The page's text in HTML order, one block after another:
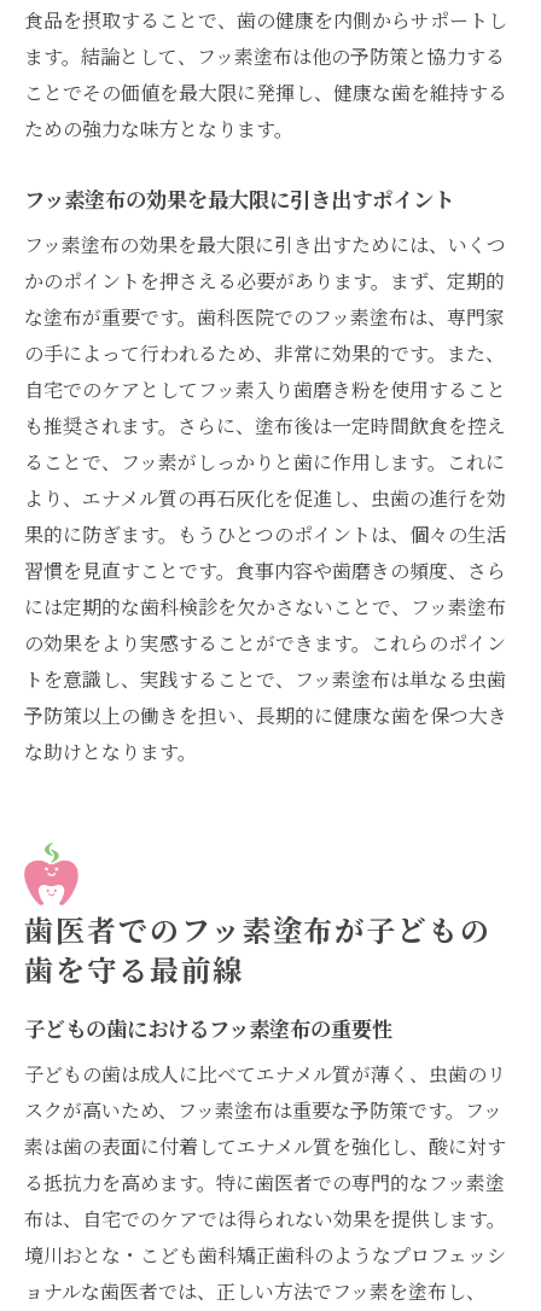
食品を摂取することで、歯の健康を内側からサポートし
ます。結論として、フッ素塗布は他の予防策と協力する
ことでその価値を最大限に発揮し、健康な歯を維持する
ための強力な味方となります。
フッ素塗布の効果を最大限に引き出すポイント
フッ素塗布の効果を最大限に引き出すためには、いくつ
かのポイントを押さえる必要があります。まず、定期的
な塗布が重要です。歯科医院でのフッ素塗布は、専門家
の手によって行われるため、非常に効果的です。また、
自宅でのケアとしてフッ素入り歯磨き粉を使用すること
も推奨されます。さらに、塗布後は一定時間飲食を控え
ることで、フッ素がしっかりと歯に作用します。これに
より、エナメル質の再石灰化を促進し、虫歯の進行を効
果的に防ぎます。もうひとつのポイントは、個々の生活
習慣を見直すことです。食事内容や歯磨きの頻度、さら
には定期的な歯科検診を欠かさないことで、フッ素塗布
の効果をより実感することができます。これらのポイン
トを意識し、実践することで、フッ素塗布は単なる虫歯
予防策以上の働きを担い、長期的に健康な歯を保つ大き
な助けとなります。
歯医者でのフッ素塗布が子どもの
歯を守る最前線
子どもの歯におけるフッ素塗布の重要性
子どもの歯は成人に比べてエナメル質が薄く、虫歯のリ
スクが高いため、フッ素塗布は重要な予防策です。フッ
素は歯の表面に付着してエナメル質を強化し、酸に対す
る抵抗力を高めます。特に歯医者での専門的なフッ素塗
布は、自宅でのケアでは得られない効果を提供します。
境川おとな・こども歯科矯正歯科のようなプロフェッシ
ョナルな歯医者では、正しい方法でフッ素を塗布し、